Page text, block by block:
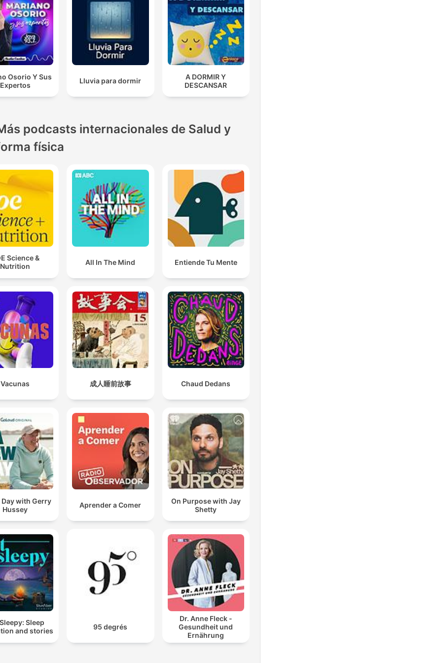
Osorio Y Sus
Expertos
Lluvia para dormir
A DORMIR Y
DESCANSAR
podcasts internacionales de Salud y
física
Science &
Nutrition
All In The Mind Entiende Tu Mente
Vacunas 成人睡前故事 Chaud Dedans
Day with Gerry
Hussey
Aprender a Comer
On Purpose with Jay
Shetty
Sleep
and stories
95 degrés
Dr. Anne Fleck -
Gesundheit und
Ernährung